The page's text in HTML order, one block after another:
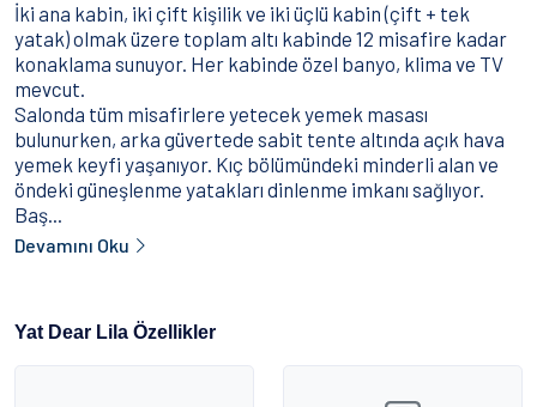
İki ana kabin, iki çift kişilik ve iki üçlü kabin (çift + tek
yatak) olmak üzere toplam altı kabinde 12 misafire kadar
konaklama sunuyor. Her kabinde özel banyo, klima ve TV
mevcut.
Salonda tüm misafirlere yetecek yemek masası
bulunurken, arka güvertede sabit tente altında açık hava
yemek keyfi yaşanıyor. Kıç bölümündeki minderli alan ve
öndeki güneşlenme yatakları dinlenme imkanı sağlıyor.
Baş...
Devamını Oku
Yat Dear Lila Özellikler